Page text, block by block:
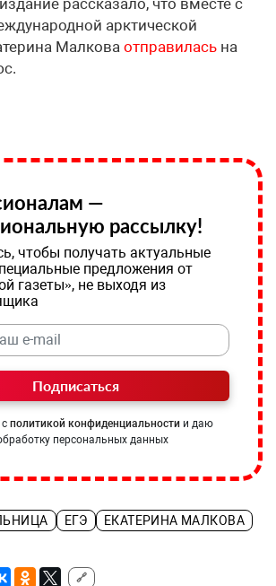
арктической
Малкова отправилась на
—
рассылку!
чтобы получать актуальные
предложения от
газеты», не выходя из
Подписаться
политикой конфиденциальности и даю
персональных данных
ЕГЭ
ЕКАТЕРИНА МАЛКОВА
🔗